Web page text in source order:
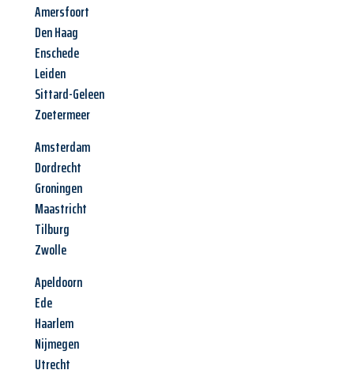
Amersfoort
Den Haag
Enschede
Leiden
Sittard-Geleen
Zoetermeer
Amsterdam
Dordrecht
Groningen
Maastricht
Tilburg
Zwolle
Apeldoorn
Ede
Haarlem
Nijmegen
Utrecht